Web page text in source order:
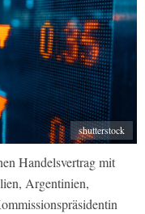
shutterstock
Handelsvertrag mit
Argentinien,